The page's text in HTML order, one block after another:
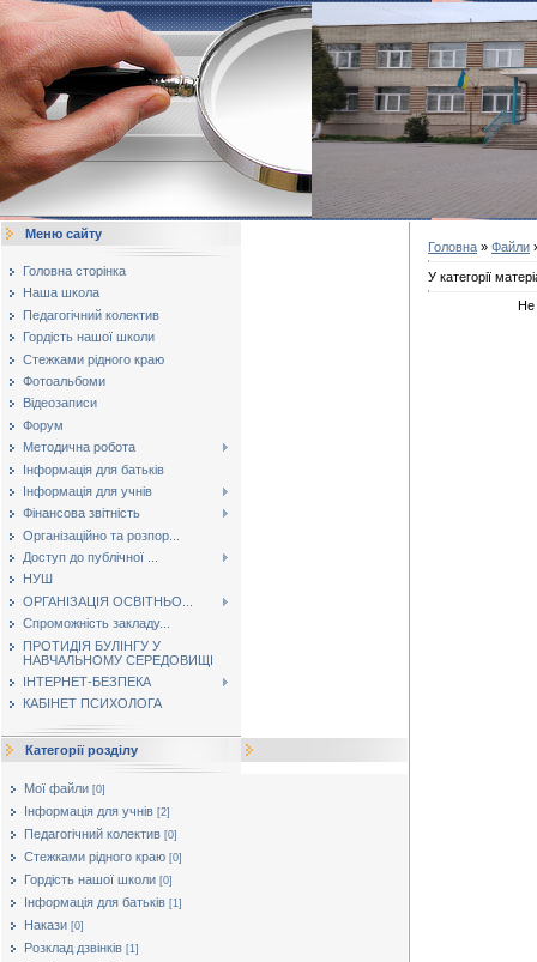
Меню сайту
Головна сторінка
Наша школа
Педагогічний колектив
Гордість нашої школи
Стежками рідного краю
Фотоальбоми
Відеозаписи
Форум
Методична робота
Інформація для батьків
Інформація для учнів
Фінансова звітність
Організаційно та розпор...
Доступ до публічної ...
НУШ
ОРГАНІЗАЦІЯ ОСВІТНЬО...
Спроможність закладу...
ПРОТИДІЯ БУЛІНГУ У
НАВЧАЛЬНОМУ СЕРЕДОВИЩІ
ІНТЕРНЕТ-БЕЗПЕКА
КАБІНЕТ ПСИХОЛОГА
Категорії розділу
Мої файли [0]
Інформація для учнів [2]
Педагогічний колектив [0]
Стежками рідного краю [0]
Гордість нашої школи [0]
Інформація для батьків [1]
Накази [0]
Розклад дзвінків [1]
Головна » Файли
У категорії
Не